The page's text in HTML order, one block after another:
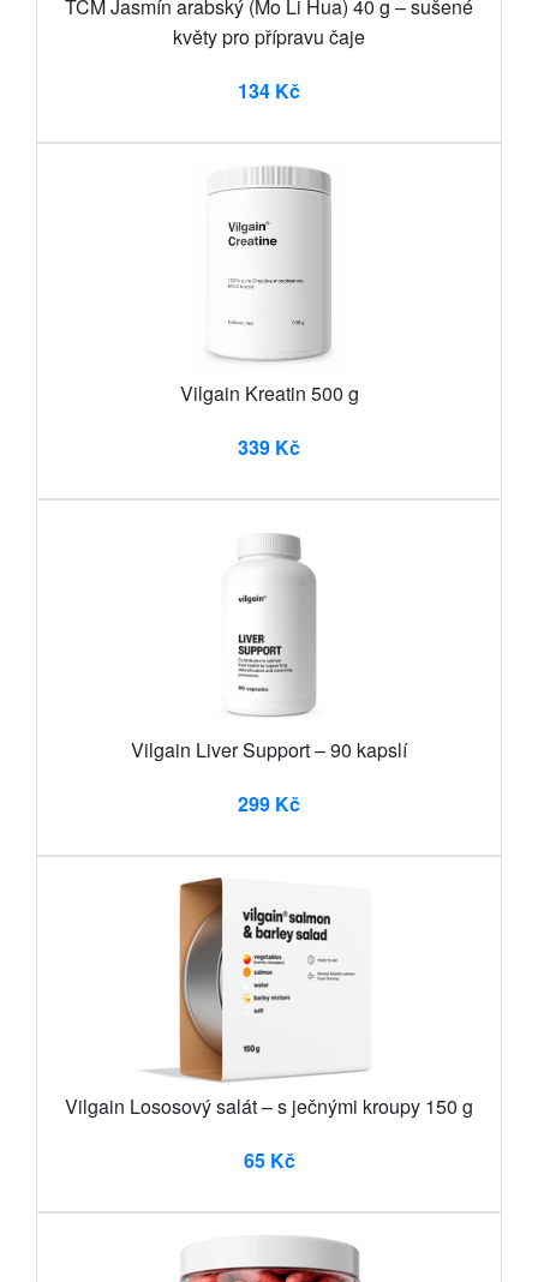
TCM Jasmín arabský (Mo Li Hua) 40 g – sušené
květy pro přípravu čaje
134 Kč
Vilgain Kreatin 500 g
339 Kč
Vilgain Liver Support – 90 kapslí
299 Kč
Vilgain Lososový salát – s ječnými kroupy 150 g
65 Kč